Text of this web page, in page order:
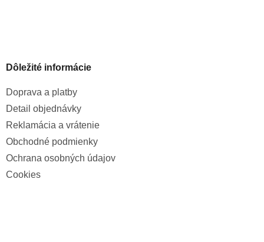
Dôležité informácie
Doprava a platby
Detail objednávky
Reklamácia a vrátenie
Obchodné podmienky
Ochrana osobných údajov
Cookies